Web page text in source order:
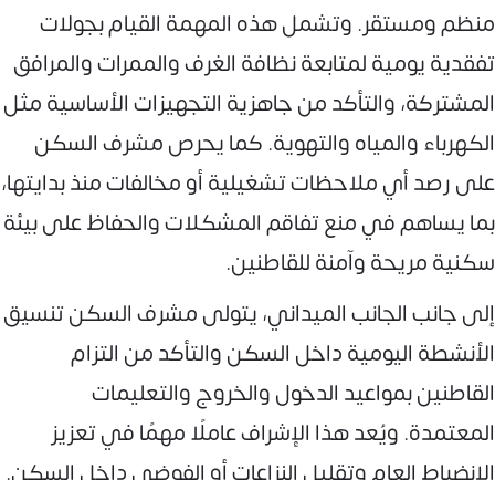
منظم ومستقر. وتشمل هذه المهمة القيام بجولات
تفقدية يومية لمتابعة نظافة الغرف والممرات والمرافق
المشتركة، والتأكد من جاهزية التجهيزات الأساسية مثل
الكهرباء والمياه والتهوية. كما يحرص مشرف السكن
على رصد أي ملاحظات تشغيلية أو مخالفات منذ بدايتها،
بما يساهم في منع تفاقم المشكلات والحفاظ على بيئة
سكنية مريحة وآمنة للقاطنين.
إلى جانب الجانب الميداني، يتولى مشرف السكن تنسيق
الأنشطة اليومية داخل السكن والتأكد من التزام
القاطنين بمواعيد الدخول والخروج والتعليمات
المعتمدة. ويُعد هذا الإشراف عاملًا مهمًا في تعزيز
الانضباط العام وتقليل النزاعات أو الفوضى داخل السكن.